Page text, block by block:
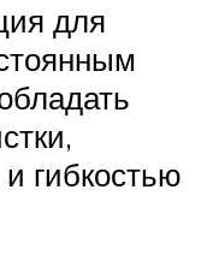
для
гибкостью